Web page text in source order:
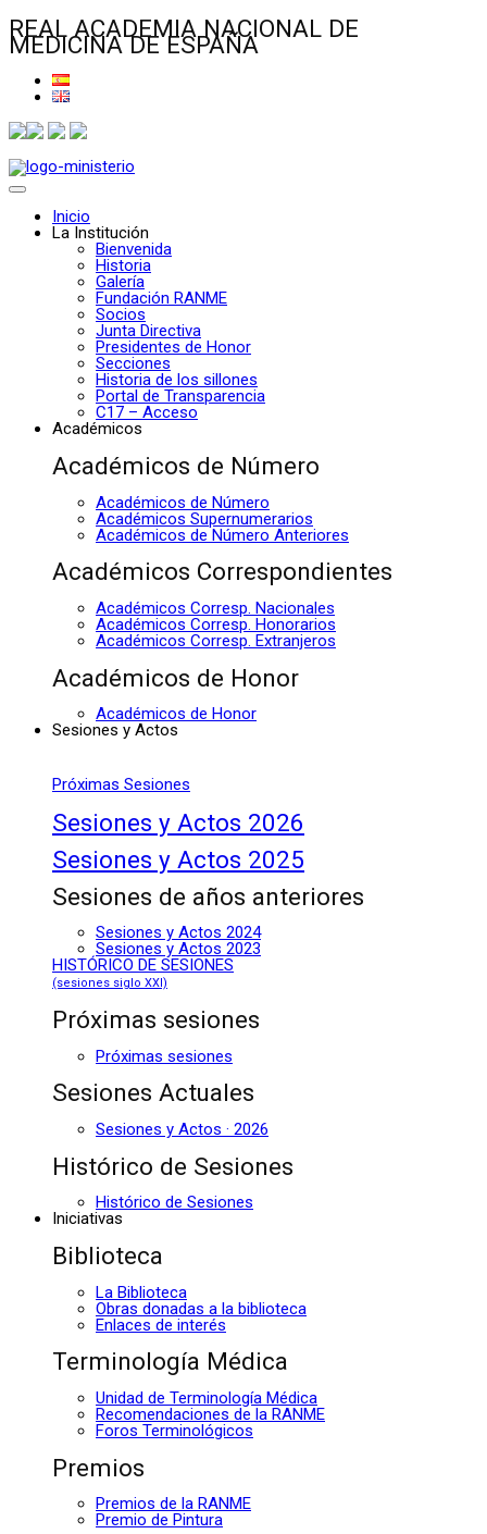
REAL ACADEMIA NACIONAL DE
MEDICINA DE ESPAÑA
Inicio
La Institución
Bienvenida
Historia
Galería
Fundación RANME
Socios
Junta Directiva
Presidentes de Honor
Secciones
Historia de los sillones
Portal de Transparencia
C17 – Acceso
Académicos
Académicos de Número
Académicos de Número
Académicos Supernumerarios
Académicos de Número Anteriores
Académicos Correspondientes
Académicos Corresp. Nacionales
Académicos Corresp. Honorarios
Académicos Corresp. Extranjeros
Académicos de Honor
Académicos de Honor
Sesiones y Actos
Próximas Sesiones
Sesiones y Actos 2026
Sesiones y Actos 2025
Sesiones de años anteriores
Sesiones y Actos 2024
Sesiones y Actos 2023
HISTÓRICO DE SESIONES
(sesiones siglo XXI)
Próximas sesiones
Próximas sesiones
Sesiones Actuales
Sesiones y Actos · 2026
Histórico de Sesiones
Histórico de Sesiones
Iniciativas
Biblioteca
La Biblioteca
Obras donadas a la biblioteca
Enlaces de interés
Terminología Médica
Unidad de Terminología Médica
Recomendaciones de la RANME
Foros Terminológicos
Premios
Premios de la RANME
Premio de Pintura